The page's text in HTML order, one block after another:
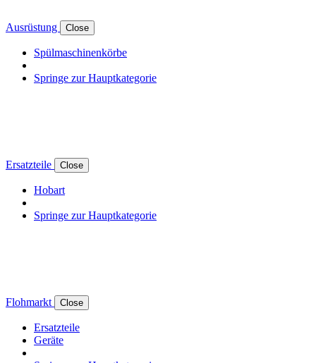
Ausrüstung Close
Spülmaschinenkörbe
Springe zur Hauptkategorie
Ersatzteile Close
Hobart
Springe zur Hauptkategorie
Flohmarkt Close
Ersatzteile
Geräte